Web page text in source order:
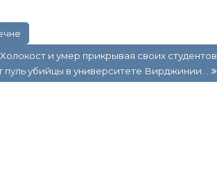
и умер прикрывая своих студентов
пуль убийцы в университете Вирджинии. .